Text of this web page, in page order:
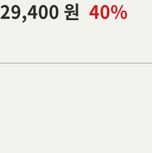
29,400 원 40%